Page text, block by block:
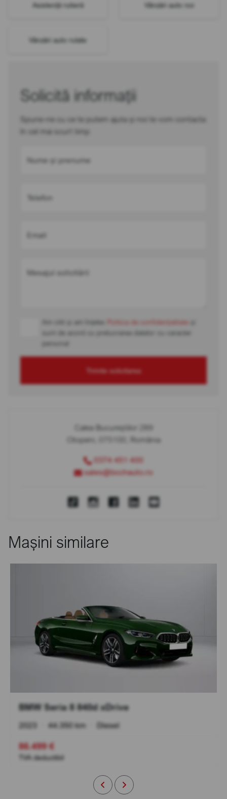
Asistență rutieră Vânzări auto noi
Vânzări auto rulate
Solicită informații
Spune-ne cu ce te putem ajuta și noi te vom contacta
în cel mai scurt timp
Nume și prenume
Telefon
Email
Mesajul solicitării
Am citit și am înțeles Politica de confidențialitate
sunt de acord cu prelucrarea datelor cu caracter
personal
Trimite solicitarea
Calea Bucureștilor 289
Otopeni, 075100, România
0374 451 400
sales@bcchauto.ro
Mașini similare
BMW Seria 8 840d xDrive
2023 44.350 km Diesel
86.499 €
TVA deductibil